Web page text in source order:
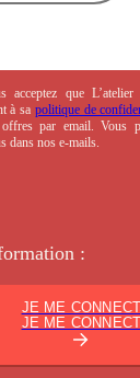
acceptez que
à sa politique de
offres par email. Vous
dans nos e-mails.
:
JE ME
JE ME